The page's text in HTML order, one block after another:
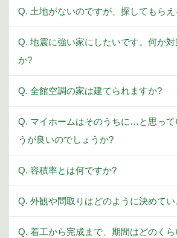
Q. 土地がないのですが、探してもら
Q. 地震に強い家にしたいです。何か
か?
Q. 全館空調の家は建てられますか?
Q. マイホームはそのうちに…と思って
うが良いのでしょうか?
Q. 容積率とは何ですか?
Q. 外観や間取りはどのように決めて
Q. 着工から完成まで、期間はどのく